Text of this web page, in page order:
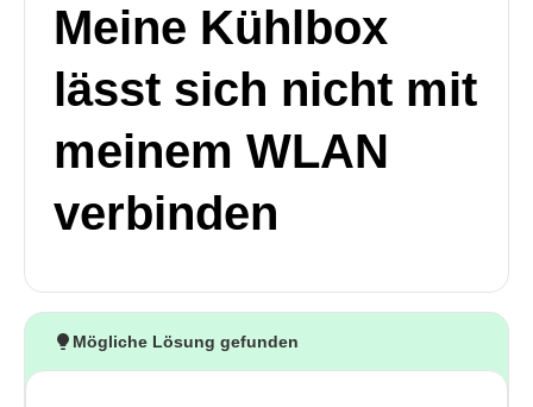
Meine Kühlbox
lässt sich nicht mit
meinem WLAN
verbinden
Mögliche Lösung gefunden